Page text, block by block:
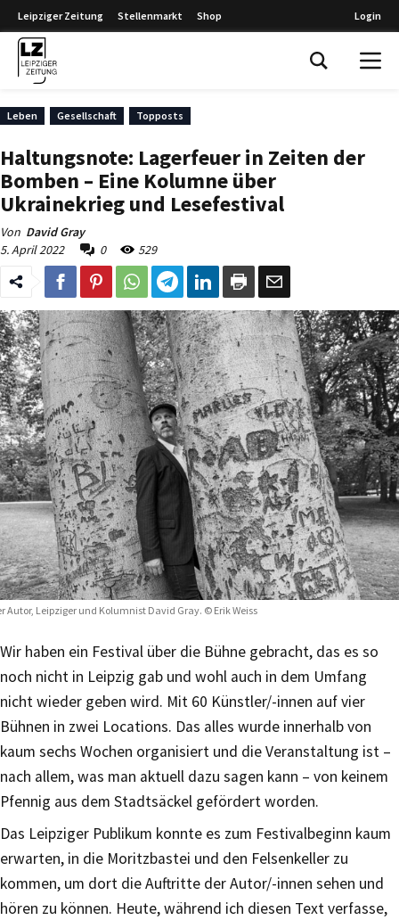
Leipziger Zeitung Stellenmarkt Shop Login
Leben Gesellschaft Topposts
Haltungsnote: Lagerfeuer in Zeiten der
Bomben – Eine Kolumne über
Ukrainekrieg und Lesefestival
Von David Gray
5. April 2022
0 529
Autor, Leipziger und Kolumnist David Gray. © Erik Weiss
Wir haben ein Festival über die Bühne gebracht, das es so
noch nicht in Leipzig gab und wohl auch in dem Umfang
nicht wieder geben wird. Mit 60 Künstler/-innen auf vier
Bühnen in zwei Locations. Das alles wurde innerhalb von
kaum sechs Wochen organisiert und die Veranstaltung ist –
nach allem, was man aktuell dazu sagen kann – von keinem
Pfennig aus dem Stadtsäckel gefördert worden.
Das Leipziger Publikum konnte es zum Festivalbeginn kaum
erwarten, in die Moritzbastei und den Felsenkeller zu
kommen, um dort die Auftritte der Autor/-innen sehen und
hören zu können. Heute, während ich diesen Text verfasse,